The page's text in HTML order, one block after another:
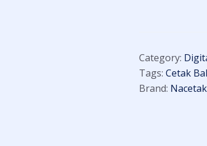
Category:
Tags: Cetak
Brand: Nacetak